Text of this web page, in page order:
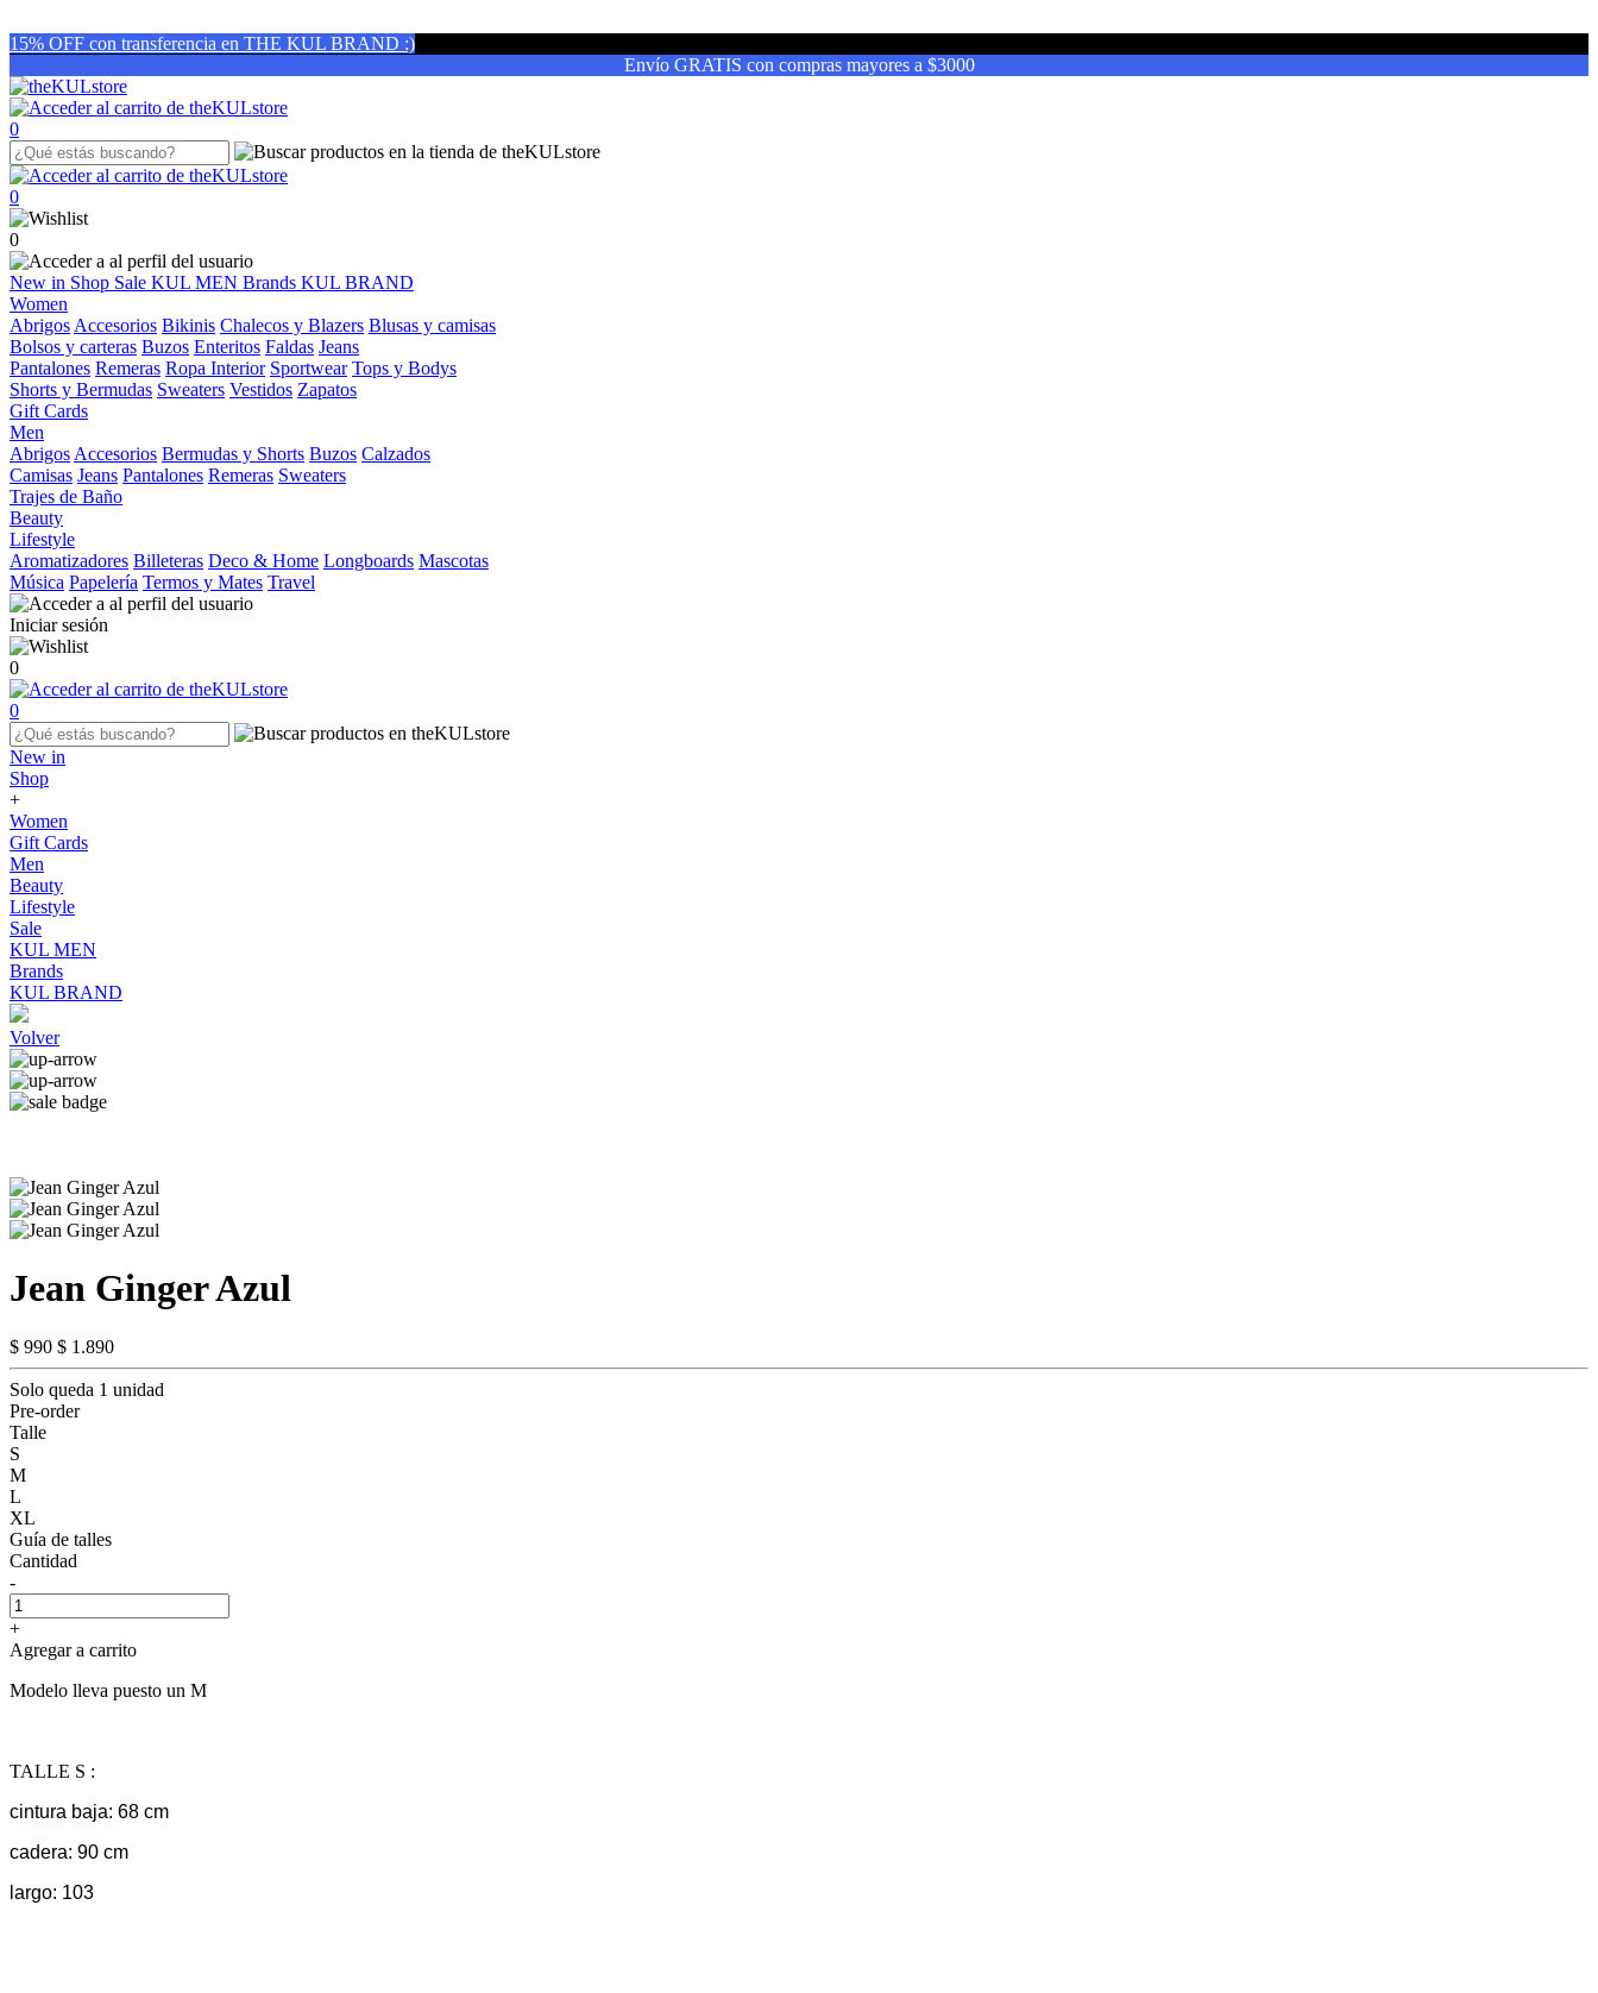
15% OFF con transferencia en THE KUL BRAND :)
Envío GRATIS con compras mayores a $3000
0
0
0
New in Shop Sale KUL MEN Brands KUL BRAND
Women
Abrigos Accesorios Bikinis Chalecos y Blazers Blusas y camisas
Bolsos y carteras Buzos Enteritos Faldas Jeans
Pantalones Remeras Ropa Interior Sportwear Tops y Bodys
Shorts y Bermudas Sweaters Vestidos Zapatos
Gift Cards
Men
Abrigos Accesorios Bermudas y Shorts Buzos Calzados
Camisas Jeans Pantalones Remeras Sweaters
Trajes de Baño
Beauty
Lifestyle
Aromatizadores Billeteras Deco & Home Longboards Mascotas
Música Papelería Termos y Mates Travel
Iniciar sesión
0
0
New in
Shop
+
Women
Gift Cards
Men
Beauty
Lifestyle
Sale
KUL MEN
Brands
KUL BRAND
Volver
Jean Ginger Azul
$ 990 $ 1.890
Solo queda 1 unidad
Pre-order
Talle
S
M
L
XL
Guía de talles
Cantidad
-
+
Agregar a carrito
Modelo lleva puesto un M
TALLE S :
cintura baja: 68 cm
cadera: 90 cm
largo: 103